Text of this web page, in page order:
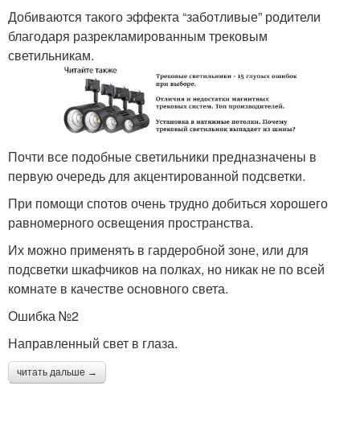
Добиваются такого эффекта “заботливые” родители
благодаря разрекламированным трековым
светильникам.
Почти все подобные светильники предназначены в
первую очередь для акцентированной подсветки.
При помощи спотов очень трудно добиться хорошего
равномерного освещения пространства.
Их можно применять в гардеробной зоне, или для
подсветки шкафчиков на полках, но никак не по всей
комнате в качестве основного света.
Ошибка №2
Направленный свет в глаза.
читать дальше →